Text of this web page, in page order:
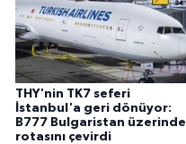
THY'nin TK7 seferi
İstanbul'a geri dönüyor:
B777 Bulgaristan üzerinde
rotasını çevirdi